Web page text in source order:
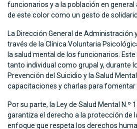
funcionarios y a la población en general
de este color como un gesto de
La Dirección General de Administración
través de la Clínica Voluntaria
la salud mental de los funcionarios.
tanto individual como grupal y, durante
Prevención del Suicidio y la Salud
capacitaciones y charlas para fomentar
Por su parte, la Ley de Salud Mental N.º
garantiza el derecho a la protección de
enfoque que respeta los derechos